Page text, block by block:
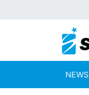
NEWS